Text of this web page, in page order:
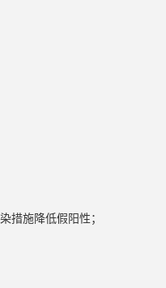
措施降低假阳性；